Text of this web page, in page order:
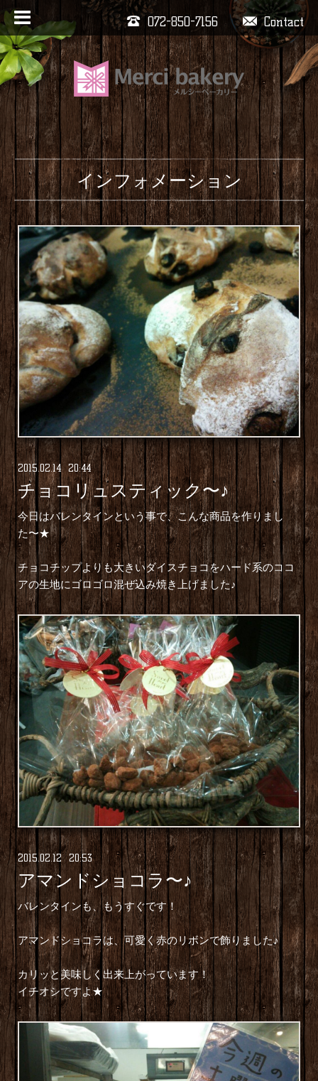
Contact
072-850-7156
インフォメーション
2015.02.14 20:44
チョコリュスティック〜♪
今日はバレンタインという事で、こんな商品を作りまし
た〜★
チョコチップよりも大きいダイスチョコをハード系のココ
アの生地にゴロゴロ混ぜ込み焼き上げました♪
2015.02.12 20:53
アマンドショコラ〜♪
バレンタインも、もうすぐです！
アマンドショコラは、可愛く赤のリボンで飾りました♪
カリッと美味しく出来上がっています！
イチオシですよ★